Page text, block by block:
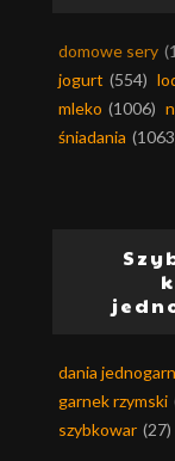
domowe sery
jogurt (554)
mleko (1006)
śniadania
dania
garnek rzymski
szybkowar (27)